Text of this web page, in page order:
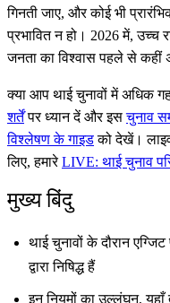
गिनती जाए, और कोई भी
प्रभावित न हो। 2026 में, उच्च
जनता का विश्वास पहले से कहीं
क्या आप थाई चुनावों में अधिक
शर्तेंपर ध्यान दें और इसचुनाव
विश्लेषण के गाइडको देखें।
लिए, हमारेLIVE: थाई चुनाव
मुख्य बिंदु
थाई चुनावों के दौरान
द्वारा निषिद्ध हैं
इन नियमों का उल्लंघन, यहाँ